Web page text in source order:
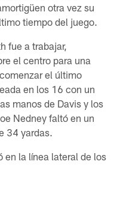
otra vez su
tiempo del juego.
fue a trabajar,
el centro para una
el último
en los 16 con un
manos de Davis y los
Nedney faltó en un
34 yardas.
en la línea lateral de los